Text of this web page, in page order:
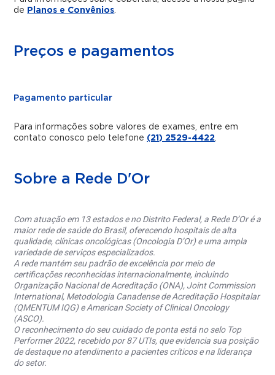
de Planos e Convênios.
Preços e pagamentos
Pagamento particular
Para informações sobre valores de exames, entre em
contato conosco pelo telefone (21) 2529-4422.
Sobre a Rede D'Or
Com atuação em 13 estados e no Distrito Federal, a Rede D’Or é a
maior rede de saúde do Brasil, oferecendo hospitais de alta
qualidade, clínicas oncológicas (Oncologia D’Or) e uma ampla
variedade de serviços especializados.
A rede mantém seu padrão de excelência por meio de
certificações reconhecidas internacionalmente, incluindo
Organização Nacional de Acreditação (ONA), Joint Commission
International, Metodologia Canadense de Acreditação Hospitalar
(QMENTUM IQG) e American Society of Clinical Oncology
(ASCO).
O reconhecimento do seu cuidado de ponta está no selo Top
Performer 2022, recebido por 87 UTIs, que evidencia sua posição
de destaque no atendimento a pacientes críticos e na liderança
do setor.